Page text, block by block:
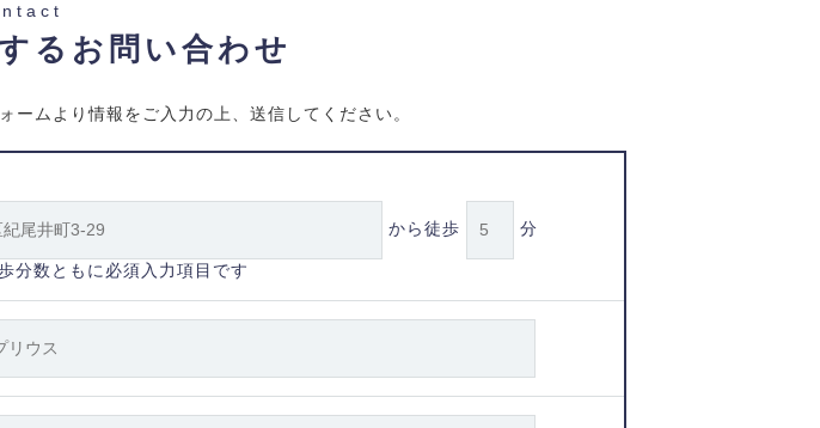
るお問い合わせ
ームより情報をご入力の上、送信してください。
から徒歩 分
分数ともに必須入力項目です